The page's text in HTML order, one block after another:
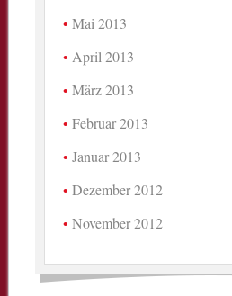
Mai 2013
April 2013
März 2013
Februar 2013
Januar 2013
Dezember 2012
November 2012